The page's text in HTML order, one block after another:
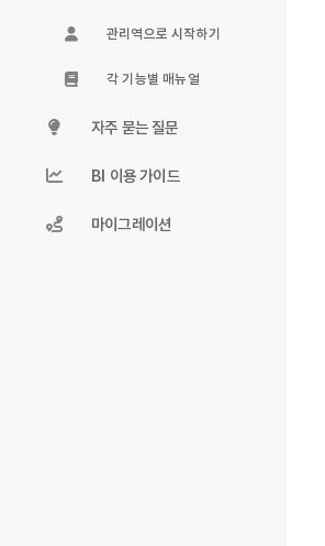
관리역으로 시작하기
각 기능별 매뉴얼
자주 묻는 질문
BI 이용 가이드
마이그레이션